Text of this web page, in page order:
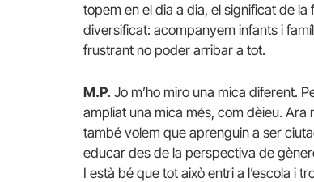
topem en el dia a dia, el significat de
diversificat: acompanyem infants i
frustrant no poder arribar a tot.
M.P. Jo m’ho miro una mica diferent.
ampliat una mica més, com dèieu.
també volem que aprenguin a ser
educar des de la perspectiva de
I està bé que tot això entri a l’escola i